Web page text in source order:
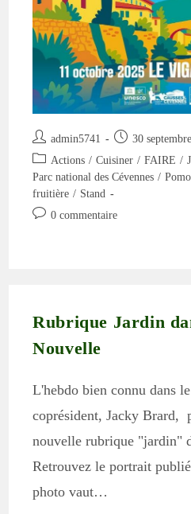
Auteur/autrice
de
la
publication :
admin5741
Publication
publiée :
30
Post
category:
Actions / Cuisiner / FAIRE /
Parc national des Cévennes /
fruitière / Stand
Commentaires
0 commentaire
Rubrique Jardin
Nouvelle
L'hebdo bien connu dans
coprésident, Jacky Brard,
nouvelle rubrique "jardin"
Retrouvez le portrait
photo vaut…